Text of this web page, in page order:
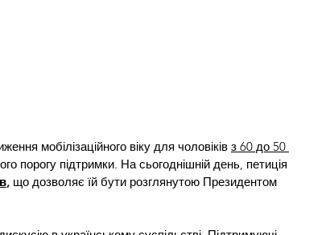
мобілізаційного віку для чоловіків з 60 до 50
порогу підтримки. На сьогоднішній день, петиція
, що дозволяє їй бути розглянутою Президентом